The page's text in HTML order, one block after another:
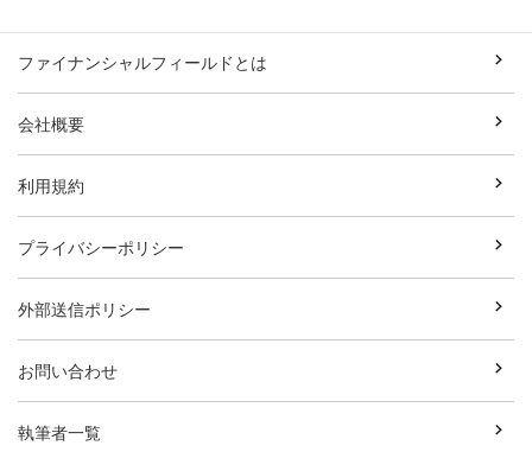
ファイナンシャルフィールドとは
会社概要
利用規約
プライバシーポリシー
外部送信ポリシー
お問い合わせ
執筆者一覧